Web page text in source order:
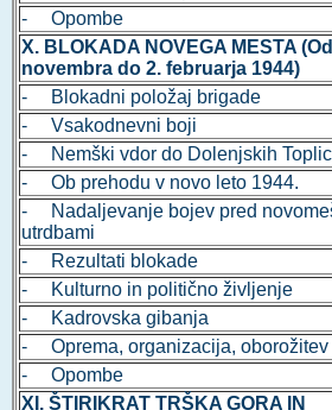
- Opombe
X. BLOKADA NOVEGA MESTA
novembra do 2. februarja 1944)
- Blokadni položaj brigade
- Vsakodnevni boji
- Nemški vdor do Dolenjskih Toplic
- Ob prehodu v novo leto 1944.
- Nadaljevanje bojev pred
utrdbami
- Rezultati blokade
- Kulturno in politično življenje
- Kadrovska gibanja
- Oprema, organizacija, oborožitev
- Opombe
XI. ŠTIRIKRAT TRŠKA GORA IN